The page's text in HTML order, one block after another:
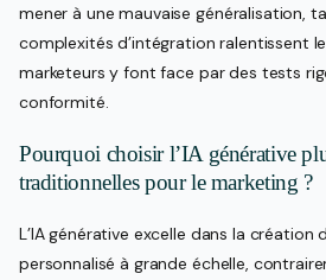
mener à une mauvaise généralisation,
complexités d’intégration ralentissent
marketeurs y font face par des tests
conformité.
Pourquoi choisir l’IA générative
traditionnelles pour le marketing ?
L’IA générative excelle dans la
personnalisé à grande échelle,